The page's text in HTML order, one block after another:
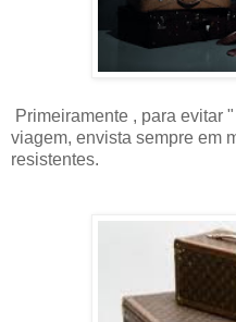
Primeiramente , para evitar
viagem, envista sempre em
resistentes.